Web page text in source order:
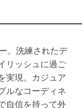
。洗練されたデ
リッシュに過ご
実現。カジュア
ルなコーディネ
自信を持って外